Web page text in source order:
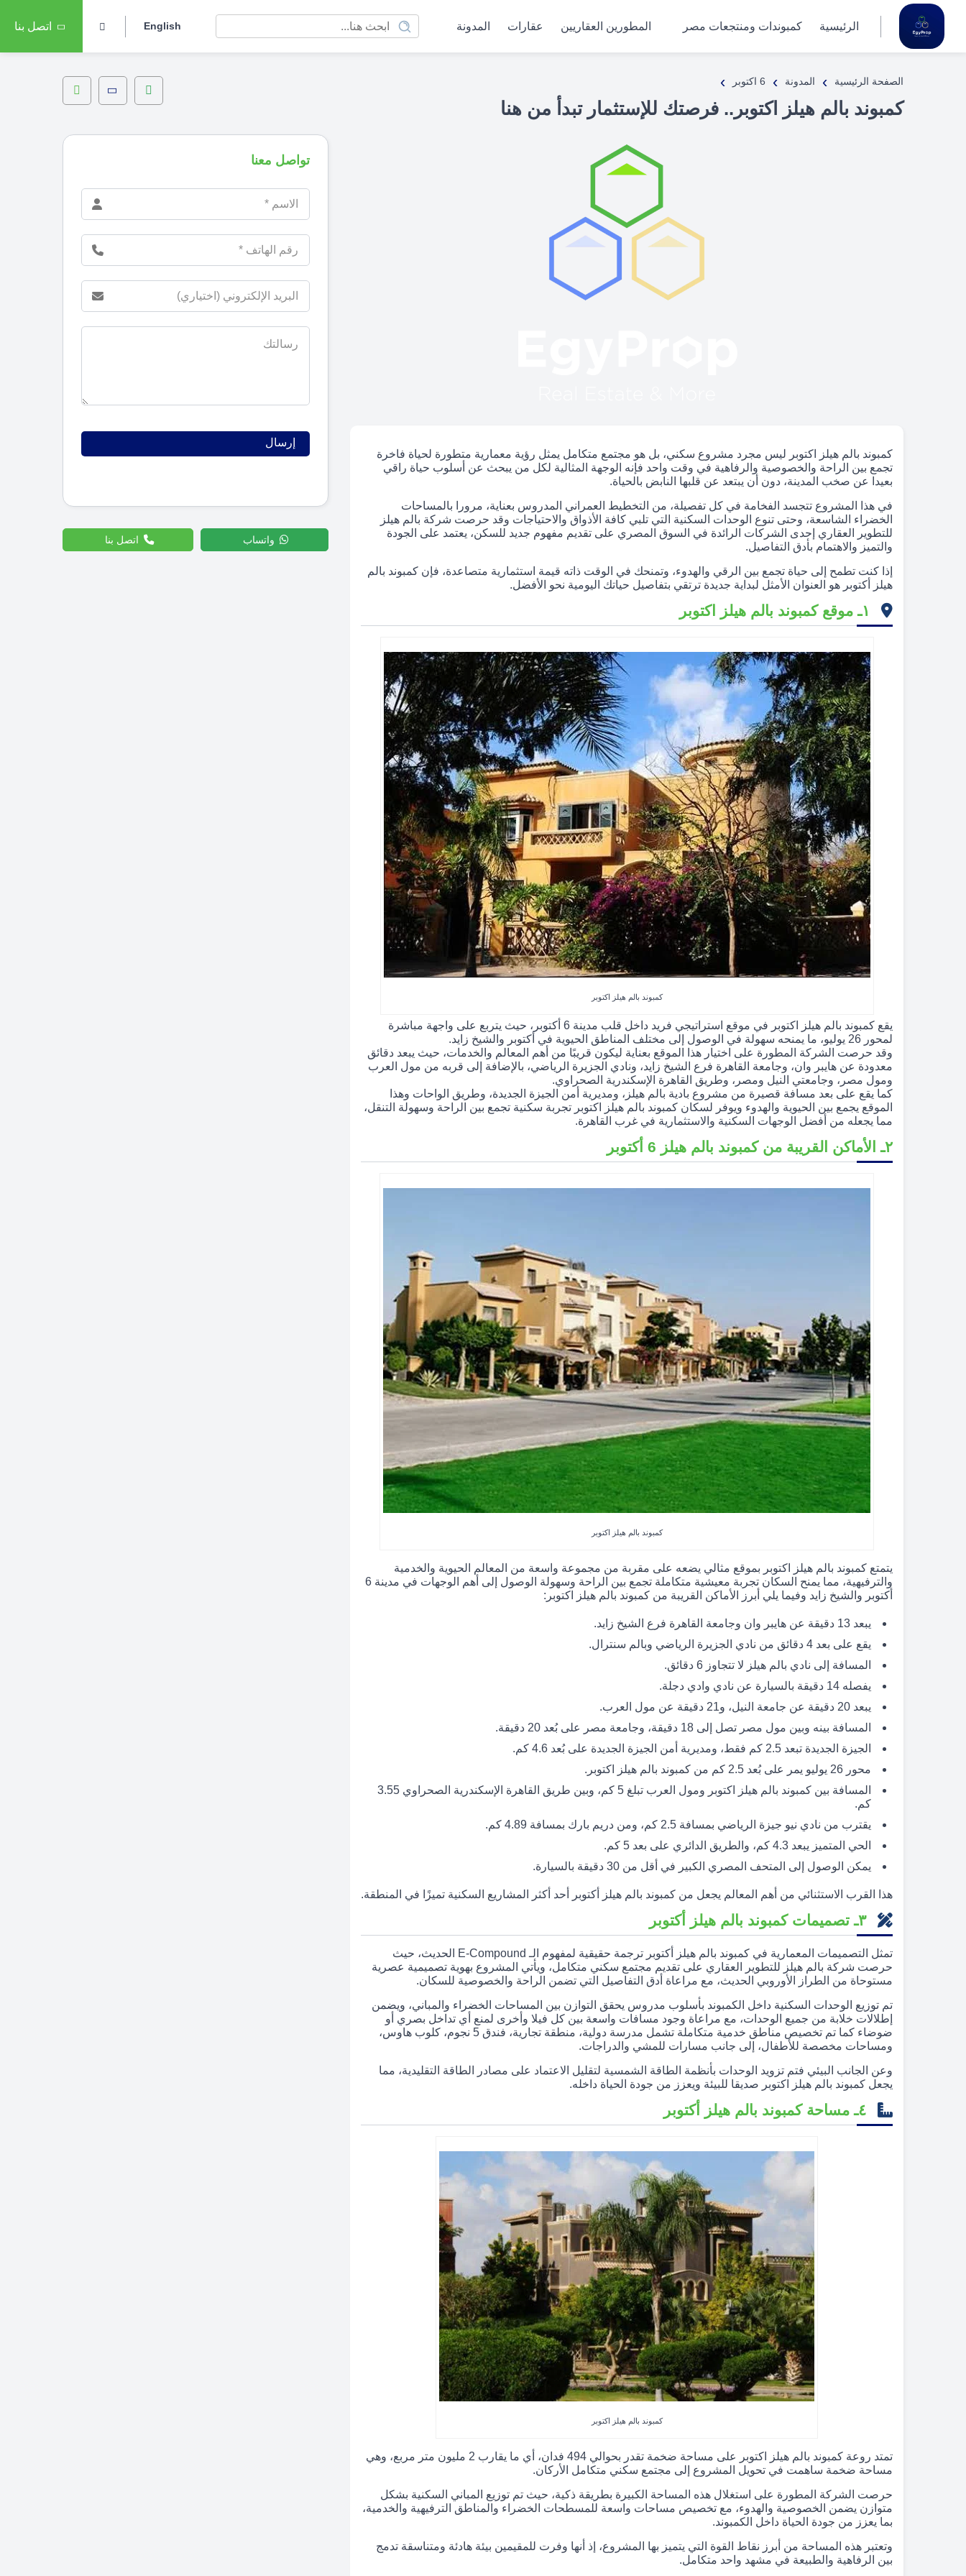
الرئيسية كمبوندات ومنتجعات مصر المطورين العقاريين عقارات المدونة English اتصل بنا
الصفحة الرئيسية › المدونة › 6 اكتوبر ›
كمبوند بالم هيلز اكتوبر.. فرصتك للإستثمار تبدأ من هنا
كمبوند بالم هيلز اكتوبر ليس مجرد مشروع سكني، بل هو مجتمع متكامل يمثل رؤية معمارية متطورة لحياة فاخرة
تجمع بين الراحة والخصوصية والرفاهية في وقت واحد فإنه الوجهة المثالية لكل من يبحث عن أسلوب حياة راقي
بعيدا عن صخب المدينة، دون أن يبتعد عن قلبها النابض بالحياة.
في هذا المشروع تتجسد الفخامة في كل تفصيلة، من التخطيط العمراني المدروس بعناية، مرورا بالمساحات
الخضراء الشاسعة، وحتى تنوع الوحدات السكنية التي تلبي كافة الأذواق والاحتياجات وقد حرصت شركة بالم هيلز
للتطوير العقاري إحدى الشركات الرائدة في السوق المصري على تقديم مفهوم جديد للسكن، يعتمد على الجودة
والتميز والاهتمام بأدق التفاصيل.
إذا كنت تطمح إلى حياة تجمع بين الرقي والهدوء، وتمنحك في الوقت ذاته قيمة استثمارية متصاعدة، فإن كمبوند بالم
هيلز أكتوبر هو العنوان الأمثل لبداية جديدة ترتقي بتفاصيل حياتك اليومية نحو الأفضل.
كمبوند بالم هيلز اكتوبر
يقع كمبوند بالم هيلز اكتوبر في موقع استراتيجي فريد داخل قلب مدينة 6 أكتوبر، حيث يتربع على واجهة مباشرة
لمحور 26 يوليو، ما يمنحه سهولة في الوصول إلى مختلف المناطق الحيوية في أكتوبر والشيخ زايد.
وقد حرصت الشركة المطورة على اختيار هذا الموقع بعناية ليكون قريبًا من أهم المعالم والخدمات، حيث يبعد دقائق
معدودة عن هايبر وان، وجامعة القاهرة فرع الشيخ زايد، ونادي الجزيرة الرياضي، بالإضافة إلى قربه من مول العرب
ومول مصر، وجامعتي النيل ومصر، وطريق القاهرة الإسكندرية الصحراوي.
كما يقع على بعد مسافة قصيرة من مشروع بادية بالم هيلز، ومديرية أمن الجيزة الجديدة، وطريق الواحات وهذا
الموقع يجمع بين الحيوية والهدوء ويوفر لسكان كمبوند بالم هيلز اكتوبر تجربة سكنية تجمع بين الراحة وسهولة التنقل،
مما يجعله من أفضل الوجهات السكنية والاستثمارية في غرب القاهرة.
٢ـ الأماكن القريبة من كمبوند بالم هيلز 6 أكتوبر
كمبوند بالم هيلز اكتوبر
يتمتع كمبوند بالم هيلز اكتوبر بموقع مثالي يضعه على مقربة من مجموعة واسعة من المعالم الحيوية والخدمية
والترفيهية، مما يمنح السكان تجربة معيشية متكاملة تجمع بين الراحة وسهولة الوصول إلى أهم الوجهات في مدينة 6
أكتوبر والشيخ زايد وفيما يلي أبرز الأماكن القريبة من كمبوند بالم هيلز اكتوبر:
يبعد 13 دقيقة عن هايبر وان وجامعة القاهرة فرع الشيخ زايد.
يقع على بعد 4 دقائق من نادي الجزيرة الرياضي وبالم سنترال.
المسافة إلى نادي بالم هيلز لا تتجاوز 6 دقائق.
يفصله 14 دقيقة بالسيارة عن نادي وادي دجلة.
يبعد 20 دقيقة عن جامعة النيل، و21 دقيقة عن مول العرب.
المسافة بينه وبين مول مصر تصل إلى 18 دقيقة، وجامعة مصر على بُعد 20 دقيقة.
الجيزة الجديدة تبعد 2.5 كم فقط، ومديرية أمن الجيزة الجديدة على بُعد 4.6 كم.
محور 26 يوليو يمر على بُعد 2.5 كم من كمبوند بالم هيلز اكتوبر.
المسافة بين كمبوند بالم هيلز اكتوبر ومول العرب تبلغ 5 كم، وبين طريق القاهرة الإسكندرية الصحراوي 3.55
كم.
يقترب من نادي نيو جيزة الرياضي بمسافة 2.5 كم، ومن دريم بارك بمسافة 4.89 كم.
الحي المتميز يبعد 4.3 كم، والطريق الدائري على بعد 5 كم.
يمكن الوصول إلى المتحف المصري الكبير في أقل من 30 دقيقة بالسيارة.
هذا القرب الاستثنائي من أهم المعالم يجعل من كمبوند بالم هيلز أكتوبر أحد أكثر المشاريع السكنية تميزًا في المنطقة.
٣ـ تصميمات كمبوند بالم هيلز أكتوبر
تمثل التصميمات المعمارية في كمبوند بالم هيلز أكتوبر ترجمة حقيقية لمفهوم الـ E-Compound الحديث، حيث
حرصت شركة بالم هيلز للتطوير العقاري على تقديم مجتمع سكني متكامل، ويأتي المشروع بهوية تصميمية عصرية
مستوحاة من الطراز الأوروبي الحديث، مع مراعاة أدق التفاصيل التي تضمن الراحة والخصوصية للسكان.
تم توزيع الوحدات السكنية داخل الكمبوند بأسلوب مدروس يحقق التوازن بين المساحات الخضراء والمباني، ويضمن
إطلالات خلابة من جميع الوحدات، مع مراعاة وجود مسافات واسعة بين كل فيلا وأخرى لمنع أي تداخل بصري أو
ضوضاء كما تم تخصيص مناطق خدمية متكاملة تشمل مدرسة دولية، منطقة تجارية، فندق 5 نجوم، كلوب هاوس،
ومساحات مخصصة للأطفال، إلى جانب مسارات للمشي والدراجات.
وعن الجانب البيئي فتم تزويد الوحدات بأنظمة الطاقة الشمسية لتقليل الاعتماد على مصادر الطاقة التقليدية، مما
يجعل كمبوند بالم هيلز اكتوبر صديقا للبيئة ويعزز من جودة الحياة داخله.
كمبوند بالم هيلز اكتوبر
تمتد روعة كمبوند بالم هيلز اكتوبر على مساحة ضخمة تقدر بحوالي 494 فدان، أي ما يقارب 2 مليون متر مربع، وهي
مساحة ضخمة ساهمت في تحويل المشروع إلى مجتمع سكني متكامل الأركان.
حرصت الشركة المطورة على استغلال هذه المساحة الكبيرة بطريقة ذكية، حيث تم توزيع المباني السكنية بشكل
متوازن يضمن الخصوصية والهدوء، مع تخصيص مساحات واسعة للمسطحات الخضراء والمناطق الترفيهية والخدمية،
بما يعزز من جودة الحياة داخل الكمبوند.
وتعتبر هذه المساحة من أبرز نقاط القوة التي يتميز بها المشروع، إذ أنها وفرت للمقيمين بيئة هادئة ومتناسقة تدمج
بين الرفاهية والطبيعة في مشهد واحد متكامل.
تواصل معنا
واتساب اتصل بنا